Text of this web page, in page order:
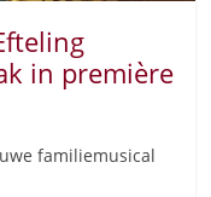
in première
familiemusical